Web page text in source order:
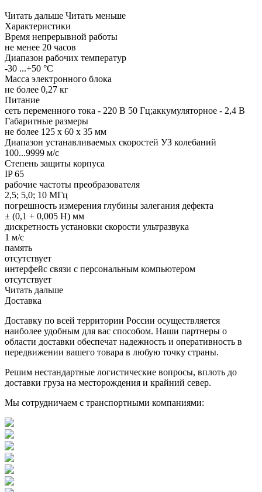
Читать дальше Читать меньше
Характеристики
Время непрерывной работы
не менее 20 часов
Диапазон рабочих температур
-30 ...+50 °С
Масса электронного блока
не более 0,27 кг
Питание
сеть переменного тока - 220 В 50 Гц;аккумуляторное - 2,4 В
Габаритные размеры
не более 125 х 60 х 35 мм
Диапазон устанавливаемых скоростей УЗ колебаний
100...9999 м/с
Степень защиты корпуса
IP 65
рабочие частоты преобразователя
2,5; 5,0; 10 МГц
погрешность измерения глубины залегания дефекта
± (0,1 + 0,005 Н) мм
дискретность установки скорости ультразвука
1 м/с
память
отсутствует
интерфейс связи с персональным компьютером
отсутствует
Читать дальше
Доставка
Доставку по всей территории России осуществляется
наиболее удобным для вас способом. Наши партнеры о
области доставки обеспечат надежность и оперативность в
передвижении вашего товара в любую точку страны.
Решим нестандартные логистические вопросы, вплоть до
доставки груза на месторождения и крайний север.
Мы сотрудничаем с транспортными компаниями: